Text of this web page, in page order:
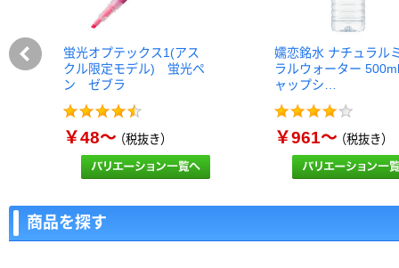
蛍光オプテックス1(アス
クル限定モデル) 蛍光ペ
ン ゼブラ
￥48～（税抜き）
嬬恋銘水 ナチュラル
ラルウォーター
ャップシ…
￥961～（税抜き）
商品を探す